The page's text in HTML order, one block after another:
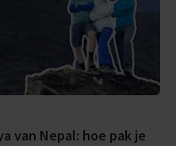
van Nepal: hoe pak je